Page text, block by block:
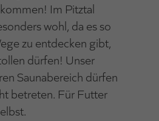
Im Pitztal
wohl, da es so
zu entdecken gibt,
dürfen! Unser
Saunabereich dürfen
betreten. Für Futter